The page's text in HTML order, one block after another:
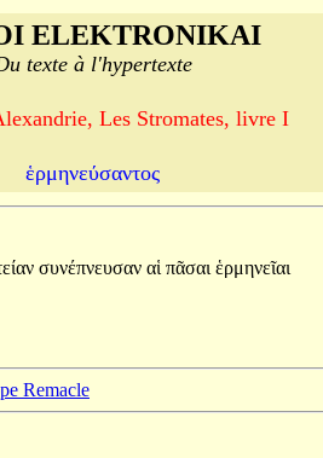
ELEKTRONIKAI
texte à l'hypertexte
Les Stromates, livre I
ἑρμηνεύσαντος
συνέπνευσαν αἱ πᾶσαι ἑρμηνεῖαι
Remacle